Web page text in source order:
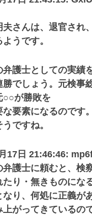
夫さんは、退官され
うです。
護士としての実績
勝でしょう。元検事
○○が勝敗を
な要素になるのです
ですね。
17日 21:46:46:
護士に頼むと、検
り・無きものにな
なり、何処に正義が
上がってきているの